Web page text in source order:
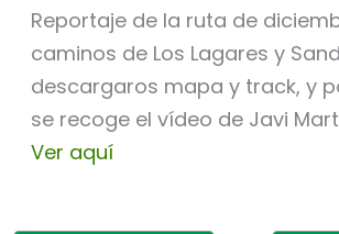
Reportaje de la ruta de
caminos de Los Lagares y
descargaros mapa y track, y
se recoge el vídeo de Javi
Ver aquí